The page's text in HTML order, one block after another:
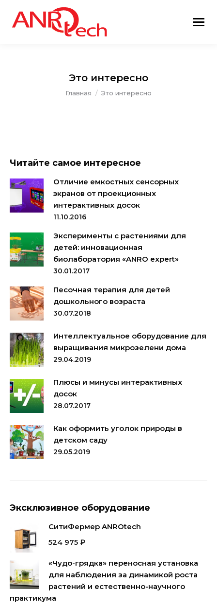
Это интересно
Вы здесь:
Главная Это интересно
Читайте самое интересное
Отличие емкостных сенсорных
экранов от проекционных
интерактивных досок
11.10.2016
Эксперименты с растениями для
детей: инновационная
биолаборатория «ANRO expert»
30.01.2017
Песочная терапия для детей
дошкольного возраста
30.07.2018
Интеллектуальное оборудование для
выращивания микрозелени дома
29.04.2019
Плюсы и минусы интерактивных
досок
28.07.2017
Как оформить уголок природы в
детском саду
29.05.2019
Эксклюзивное оборудование
СитиФермер ANROtech
524 975 ₽
«Чудо-грядка» переносная установка
для наблюдения за динамикой роста
растений и естественно-научного
практикума